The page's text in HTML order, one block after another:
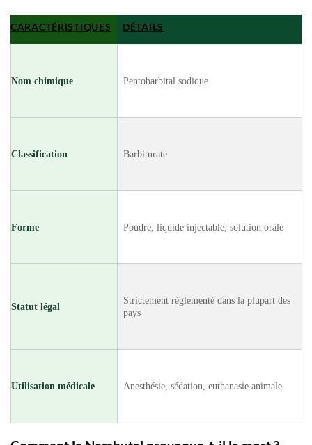
CARACTÉRISTIQUES DÉTAILS
Nom chimique Pentobarbital sodique
Classification Barbiturate
Forme Poudre, liquide injectable, solution orale
Statut légal
Strictement réglementé dans la plupart des
pays
Utilisation médicale Anesthésie, sédation, euthanasie animale